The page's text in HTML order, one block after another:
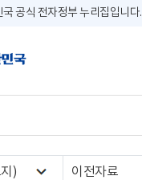
공식 전자정부 누리집입니다.
) 이전자료